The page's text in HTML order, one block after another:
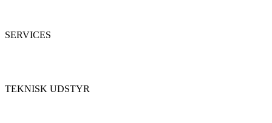
SERVICES
TEKNISK UDSTYR